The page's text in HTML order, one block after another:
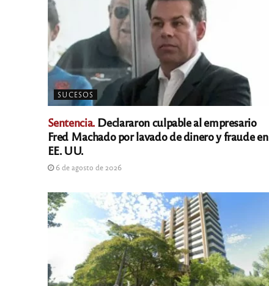
SUCESOS
Sentencia.Declararon culpable al empresario
Fred Machado por lavado de dinero y fraude en
EE. UU.
6 de agosto de 2026